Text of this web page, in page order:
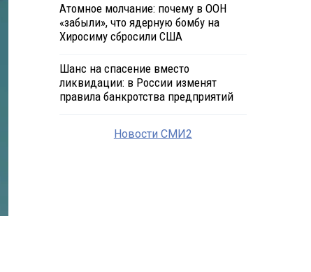
Атомное молчание: почему в ООН
«забыли», что ядерную бомбу на
Хиросиму сбросили США
Шанс на спасение вместо
ликвидации: в России изменят
правила банкротства предприятий
Новости СМИ2